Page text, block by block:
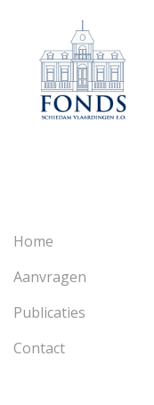
Home
Aanvragen
Publicaties
Contact